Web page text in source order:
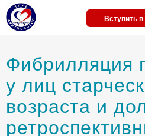
Вступить в
Фибрилляция
у лиц
возраста и